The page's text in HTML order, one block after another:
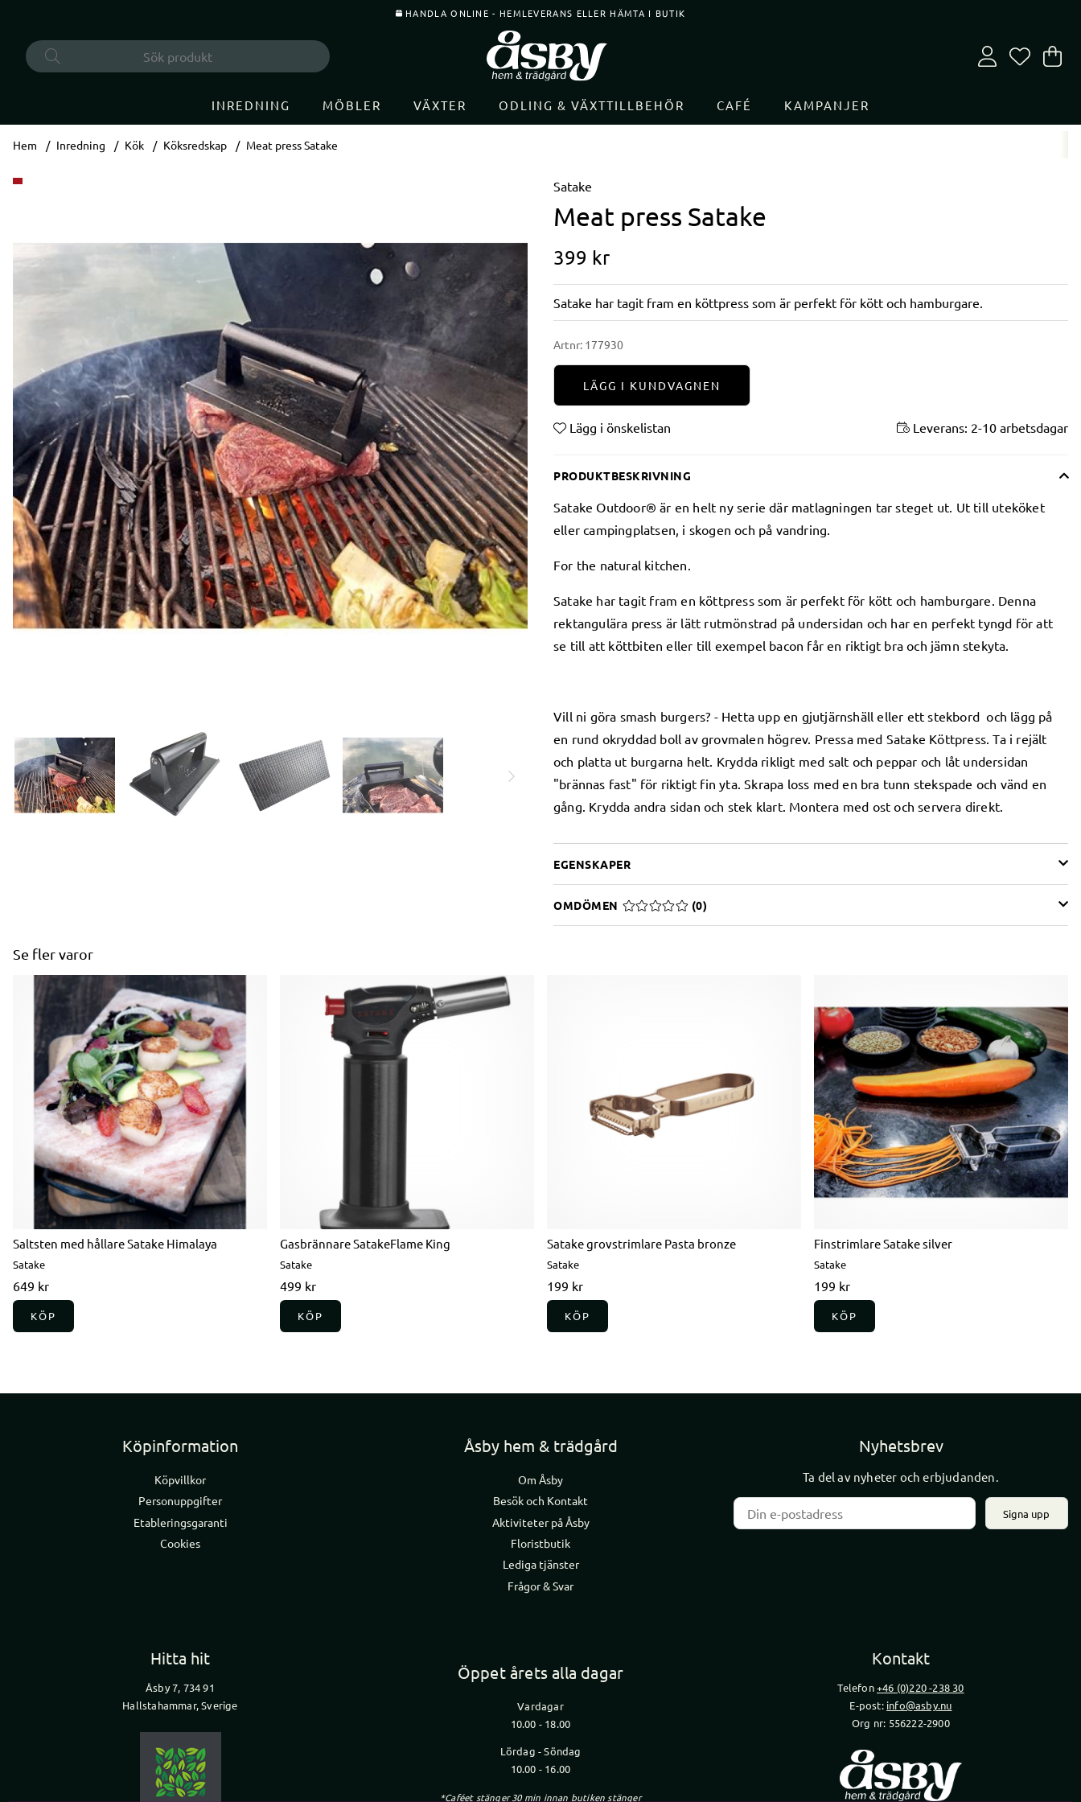
HANDLA ONLINE - HEMLEVERANS ELLER HÄMTA I BUTIK
.
INREDNING MÖBLER VÄXTER ODLING & VÄXTTILLBEHÖR CAFÉ KAMPANJER
Hem Inredning Kök Köksredskap Meat press Satake
Produktbilder Meat press Satake Satake
Meat press Satake
399 kr
Satake har tagit fram en köttpress som är perfekt för kött och hamburgare.
Artnr: 177930
LÄGG I KUNDVAGNEN
Lägg i önskelistan Leverans: 2-10 arbetsdagar
PRODUKTBESKRIVNING
Satake Outdoor® är en helt ny serie där matlagningen tar steget ut. Ut till uteköket
eller campingplatsen, i skogen och på vandring.
For the natural kitchen.
Satake har tagit fram en köttpress som är perfekt för kött och hamburgare. Denna
rektangulära press är lätt rutmönstrad på undersidan och har en perfekt tyngd för att
se till att köttbiten eller till exempel bacon får en riktigt bra och jämn stekyta.
Vill ni göra smash burgers? - Hetta upp en gjutjärnshäll eller ett stekbord och lägg på
en rund okryddad boll av grovmalen högrev. Pressa med Satake Köttpress. Ta i rejält
och platta ut burgarna helt. Krydda rikligt med salt och peppar och låt undersidan
"brännas fast" för riktigt fin yta. Skrapa loss med en bra tunn stekspade och vänd en
gång. Krydda andra sidan och stek klart. Montera med ost och servera direkt.
EGENSKAPER
OMDÖMEN MEDELBETYG 0 AV 5 ANTAL BETYG 0
(0)
Se fler varor
Saltsten med hållare Satake Himalaya
Satake
649 kr
KÖP
Gasbrännare SatakeFlame King
Satake
499 kr
KÖP
Satake grovstrimlare Pasta bronze
Satake
199 kr
KÖP
Finstrimlare Satake silver
Satake
199 kr
KÖP
Köpinformation
Köpvillkor
Personuppgifter
Etableringsgaranti
Cookies
Åsby hem & trädgård
Om Åsby
Besök och Kontakt
Aktiviteter på Åsby
Floristbutik
Lediga tjänster
Frågor & Svar
Nyhetsbrev
Ta del av nyheter och erbjudanden.
Signa upp
Hitta hit
Åsby 7, 734 91
Hallstahammar, Sverige
Öppet årets alla dagar
Vardagar
10.00 - 18.00
Lördag - Söndag
10.00 - 16.00
*Caféet stänger 30 min innan butiken stänger
Kontakt
Telefon+46 (0)220 -238 30
E-post: info@asby.nu
Org nr: 556222-2900